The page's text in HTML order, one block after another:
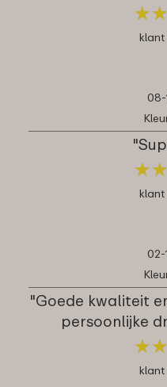
★★
★★
klant
08-
★★
★★
klant
02-
"Goede kwaliteit
persoonlijke
★★
★★
klant